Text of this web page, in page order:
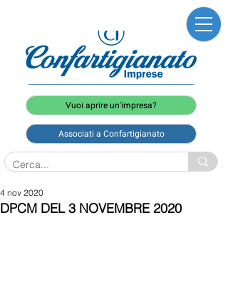
Vuoi aprire un'impresa?
Associati a Confartigianato
DPCM DEL 3 NOVEMBRE 2020
4 nov 2020